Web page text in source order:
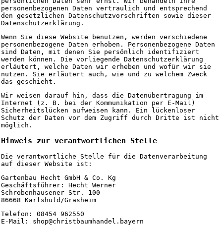
personenbezogenen Daten vertraulich und entsprechend
den gesetzlichen Datenschutzvorschriften sowie dieser
Datenschutzerklärung.
Wenn Sie diese Website benutzen, werden verschiedene
personenbezogene Daten erhoben. Personenbezogene Daten
sind Daten, mit denen Sie persönlich identifiziert
werden können. Die vorliegende Datenschutzerklärung
erläutert, welche Daten wir erheben und wofür wir sie
nutzen. Sie erläutert auch, wie und zu welchem Zweck
das geschieht.
Wir weisen darauf hin, dass die Datenübertragung im
Internet (z. B. bei der Kommunikation per E-Mail)
Sicherheitslücken aufweisen kann. Ein lückenloser
Schutz der Daten vor dem Zugriff durch Dritte ist nicht
möglich.
Hinweis zur verantwortlichen Stelle
Die verantwortliche Stelle für die Datenverarbeitung
auf dieser Website ist:
Gartenbau Hecht GmbH & Co. Kg
Geschäftsführer: Hecht Werner
Schrobenhausener Str. 100
86668 Karlshuld/Grasheim
Telefon: 08454 962550
E-Mail: shop@christbaumhandel.bayern